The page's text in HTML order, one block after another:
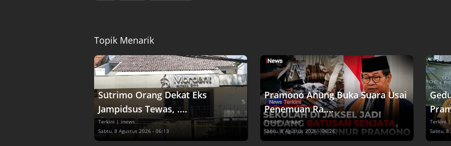
Topik Menarik
Sutrimo Orang Dekat Eks
Jampidsus Tewas, ....
Terkini | inews
Sabtu, 8 Agustus 2026 - 06:13
Pramono Anung Buka Suara Usai
Penemuan Ra....
Terkini | inews
Sabtu, 8 Agustus 2026 - 06:26
Terkini |
Sabtu, 8